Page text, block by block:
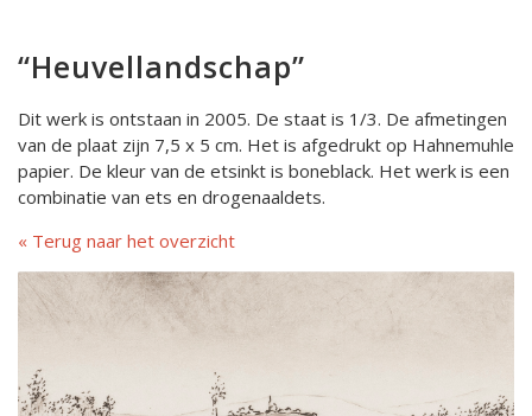
Gallery Suncorner
Aktueel
Nederlands
“Heuvellandschap”
Dit werk is ontstaan in 2005. De staat is 1/3. De afmetingen
van de plaat zijn 7,5 x 5 cm. Het is afgedrukt op Hahnemuhle
papier. De kleur van de etsinkt is boneblack. Het werk is een
combinatie van ets en drogenaaldets.
Terug naar het overzicht